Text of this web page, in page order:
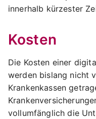
innerhalb kürzester
Kosten
Die Kosten einer
werden bislang nicht
Krankenkassen
vollumfänglich die